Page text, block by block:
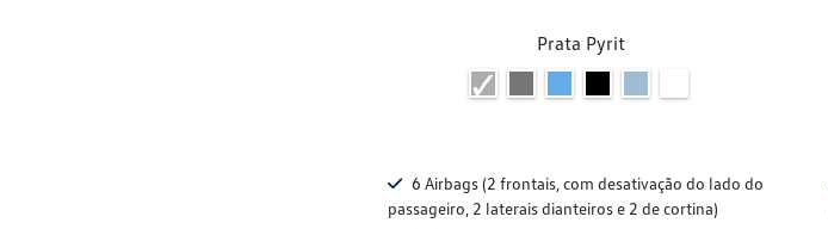
Prata Pyrit
6 Airbags (2 frontais, com desativação do lado do
passageiro, 2 laterais dianteiros e 2 de cortina)